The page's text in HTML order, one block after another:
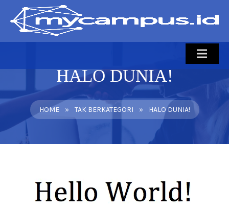
TENTANG
PRODUK
LAYANAN
HALO DUNIA!
HOME » TAK BERKATEGORI » HALO DUNIA!